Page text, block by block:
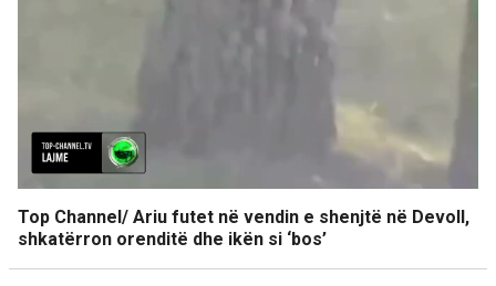
Top Channel/ Ariu futet në vendin e shenjtë në Devoll,
shkatërron orenditë dhe ikën si ‘bos’